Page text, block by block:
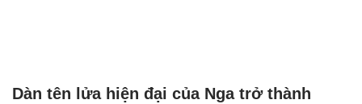
Dàn tên lửa hiện đại của Nga trở thành